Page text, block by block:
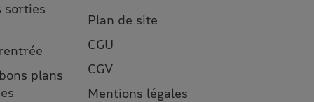
sorties
plans
Plan de site
CGU
CGV
Mentions légales